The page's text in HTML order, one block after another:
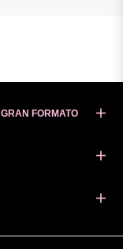
FORMATO